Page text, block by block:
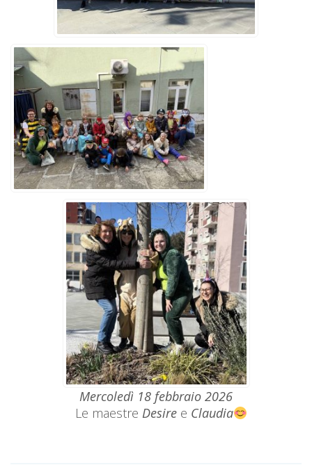
Mercoledì 18 febbraio 2026
Le maestre Desiree Claudia